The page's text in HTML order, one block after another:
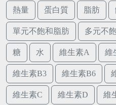
熱量 蛋白質 脂肪
單元不飽和脂肪 多元不
糖 水 維生素A 維
維生素B3 維生素B6
維生素C 維生素D 維